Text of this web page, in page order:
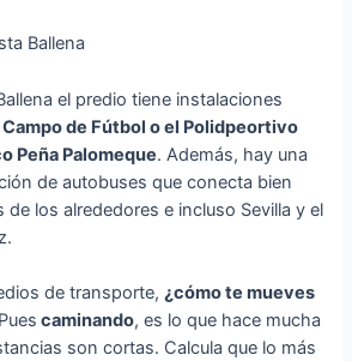
el predio tiene instalaciones
Campo de Fútbol o el Polidpeortivo
Peña Palomeque. Además, hay una
de autobuses que conecta bien
los alrededores e incluso Sevilla y el
de transporte,¿cómo te mueves
Pues caminando, es lo que hace mucha
son cortas. Calcula que lo más